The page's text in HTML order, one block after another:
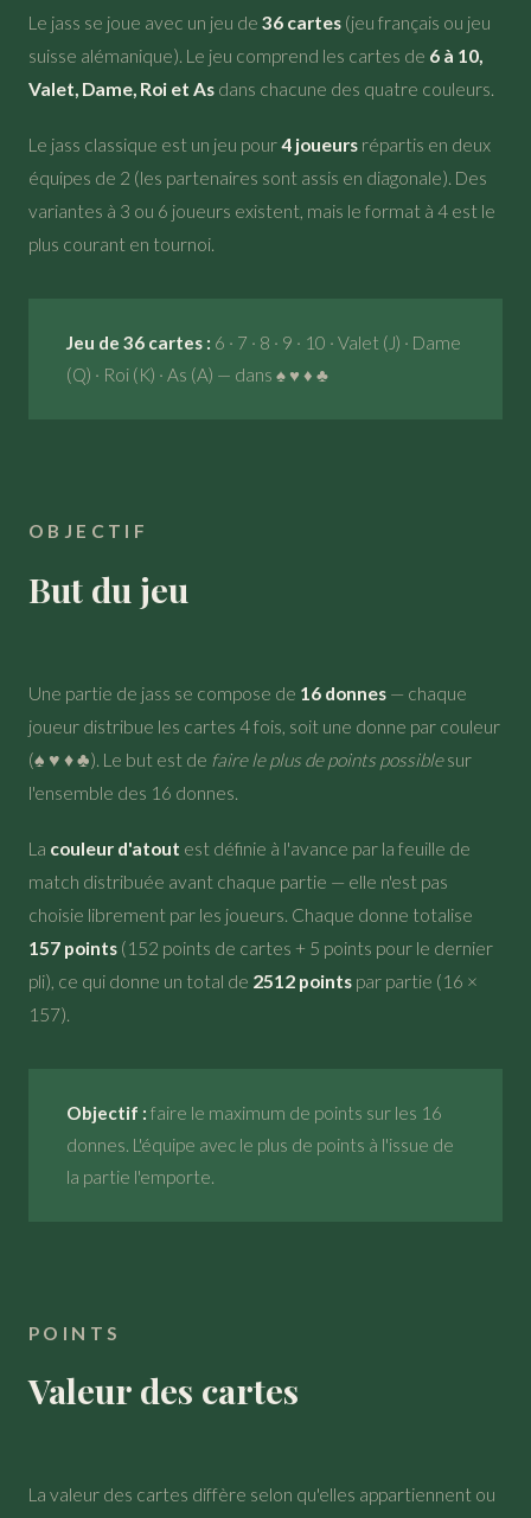
Le jass se joue avec un jeu de 36 cartes (jeu français ou jeu
suisse alémanique). Le jeu comprend les cartes de 6 à 10,
Valet, Dame, Roi et As dans chacune des quatre couleurs.
Le jass classique est un jeu pour4 joueurs répartis en deux
équipes de 2 (les partenaires sont assis en diagonale). Des
variantes à 3 ou 6 joueurs existent, mais le format à 4 est le
plus courant en tournoi.
Jeu de 36 cartes : 6 · 7 · 8 · 9 · 10 · Valet (J) · Dame
(Q) · Roi (K) · As (A) — dans ♠ ♥ ♦ ♣
OBJECTIF
But du jeu
Une partie de jass se compose de 16 donnes — chaque
joueur distribue les cartes 4 fois, soit une donne par couleur
(♠ ♥ ♦ ♣). Le but est de faire le plus de points possiblesur
l'ensemble des 16 donnes.
La couleur d'atout est définie à l'avance par la feuille de
match distribuée avant chaque partie — elle n'est pas
choisie librement par les joueurs. Chaque donne totalise
157 points (152 points de cartes + 5 points pour le dernier
pli), ce qui donne un total de 2512 points par partie (16 ×
157).
Objectif : faire le maximum de points sur les 16
donnes. L'équipe avec le plus de points à l'issue de
la partie l'emporte.
POINTS
Valeur des cartes
La valeur des cartes diffère selon qu'elles appartiennent ou